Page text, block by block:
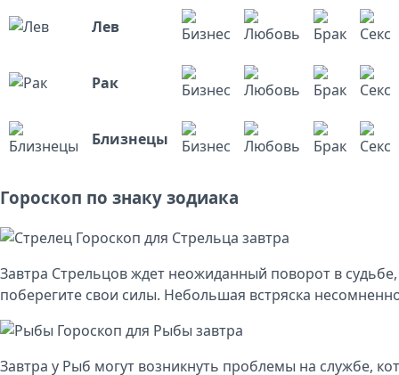
Лев
Рак
Близнецы
Гороскоп по знаку зодиака
Гороскоп для Стрельца завтра
Завтра Стрельцов ждет неожиданный поворот в
поберегите свои силы. Небольшая встряска
Гороскоп для Рыбы завтра
Завтра у Рыб могут возникнуть проблемы на службе,